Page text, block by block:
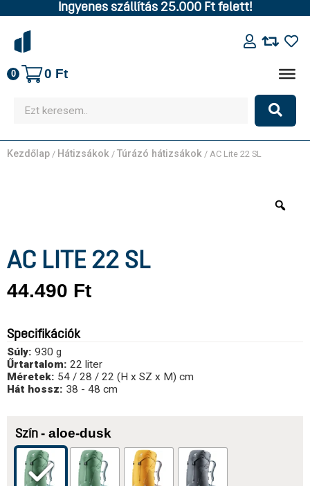
Ingyenes szállítás 25.000 Ft felett!
0 0 Ft
Kezdőlap / Hátizsákok / Túrázó hátizsákok / AC Lite 22 SL
AC LITE 22 SL
44.490 Ft
Specifikációk
Súly: 930 g
Űrtartalom: 22 liter
Méretek: 54 / 28 / 22 (H x SZ x M) cm
Hát hossz: 38 - 48 cm
Szín - aloe-dusk